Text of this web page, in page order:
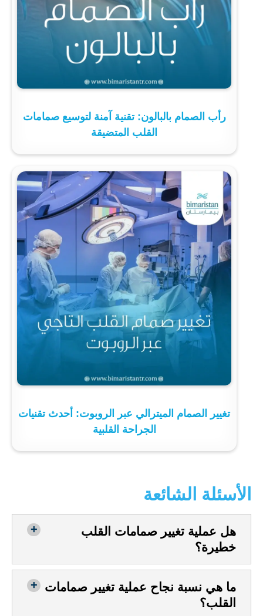
رأب الصمام بالبالون: تقنية آمنة لتوسيع صمامات
القلب المتضيقة
تغيير الصمام الميترالي عبر الروبوت: أحدث تقنيات
الجراحة القلبية
الأسئلة الشائعة
هل عملية تغيير صمامات القلب
خطيرة؟
ما هي نسبة نجاح عملية تغيير صمامات
القلب؟